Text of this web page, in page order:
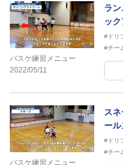
バスケ練習メニュー
2022/05/11
ラ
ッ
#ドリ
#チー
バスケ練習メニュー
ス
ール
#ドリ
#チー